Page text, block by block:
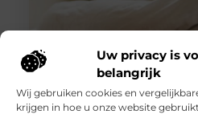
Uw privacy is
belangrijk
Wij gebruiken cookies en
krijgen in hoe u onze website